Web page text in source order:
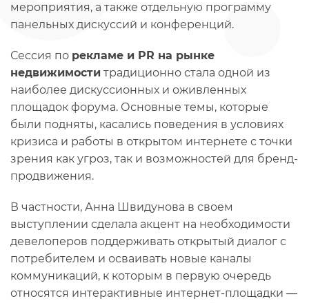
мероприятия, а также отдельную программу
панельных дискуссий и конференций.
Сессия по рекламе и PR на рынке
недвижимости традиционно стала одной из
наиболее дискуссионных и оживленных
площадок форума. Основные темы, которые
были подняты, касались поведения в условиях
кризиса и работы в открытом интернете с точки
зрения как угроз, так и возможностей для бренд-
продвижения.
В частности, Анна Швидунова в своем
выступлении сделала акцент на необходимости
девелоперов поддерживать открытый диалог с
потребителем и осваивать новые каналы
коммуникаций, к которым в первую очередь
относятся интерактивные интернет-площадки —